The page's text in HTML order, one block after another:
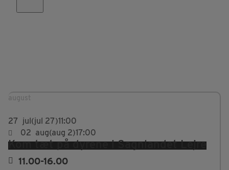
27 jul(jul 27)11:00
02 aug(aug 2)17:00
Kom tæt på dyrene i Sagnlandet Lejre
11.00-16.00